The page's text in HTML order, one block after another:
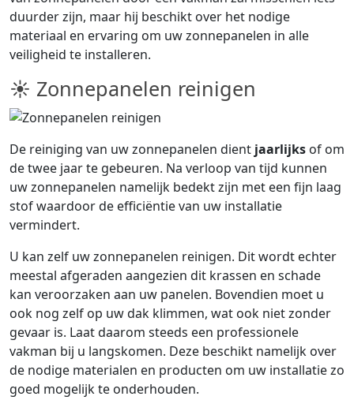
duurder zijn, maar hij beschikt over het nodige
materiaal en ervaring om uw zonnepanelen in alle
veiligheid te installeren.
☀ Zonnepanelen reinigen
De reiniging van uw zonnepanelen dient jaarlijks of om
de twee jaar te gebeuren. Na verloop van tijd kunnen
uw zonnepanelen namelijk bedekt zijn met een fijn laag
stof waardoor de efficiëntie van uw installatie
vermindert.
U kan zelf uw zonnepanelen reinigen. Dit wordt echter
meestal afgeraden aangezien dit krassen en schade
kan veroorzaken aan uw panelen. Bovendien moet u
ook nog zelf op uw dak klimmen, wat ook niet zonder
gevaar is. Laat daarom steeds een professionele
vakman bij u langskomen. Deze beschikt namelijk over
de nodige materialen en producten om uw installatie zo
goed mogelijk te onderhouden.